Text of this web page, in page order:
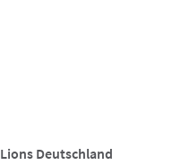
Lions Deutschland